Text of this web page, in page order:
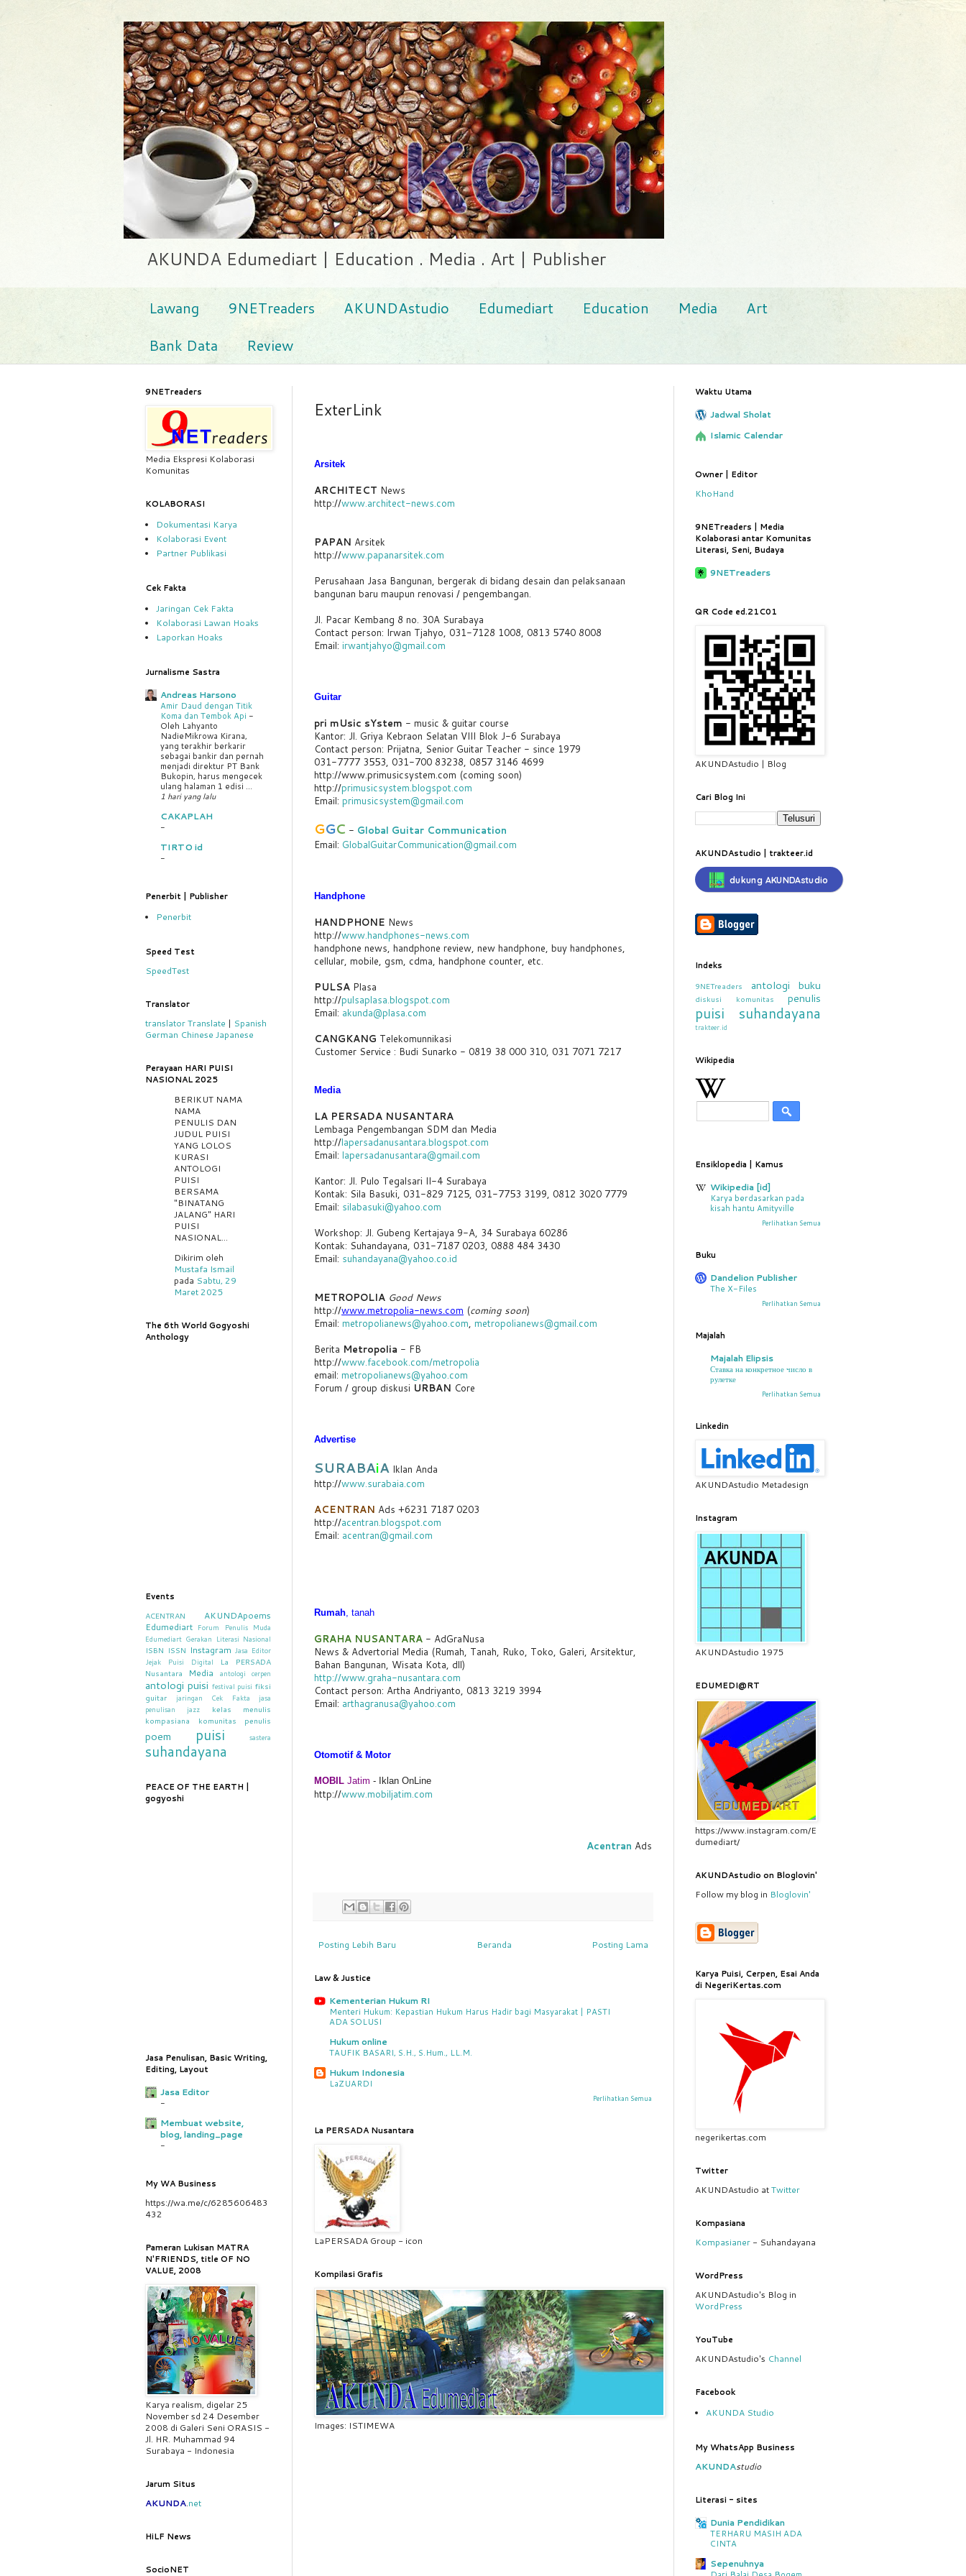
AKUNDA Edumediart | Education . Media . Art | Publisher
Lawang 9NETreaders AKUNDAstudio Edumediart Education Media
Art
Bank Data
Review
ExterLink
Arsitek
ARCHITECT News
http://www.architect-news.com
PAPAN Arsitek
http://www.papanarsitek.com
Perusahaan Jasa Bangunan, bergerak di bidang desain dan pelaksanaan
bangunan baru maupun renovasi / pengembangan.
Jl. Pacar Kembang 8 no. 30A Surabaya
Contact person: Irwan Tjahyo, 031-7128 1008, 0813 5740 8008
Email: irwantjahyo@gmail.com
Guitar
pri mUsic sYstem - music & guitar course
Kantor: Jl. Griya Kebraon Selatan VIII Blok J-6 Surabaya
Contact person: Prijatna, Senior Guitar Teacher - since 1979
031-7777 3553, 031-700 83238, 0857 3146 4699
http://www.primusicsystem.com (coming soon)
http://primusicsystem.blogspot.com
Email: primusicsystem@gmail.com
GGC - Global Guitar Communication
Email: GlobalGuitarCommunication@gmail.com
Handphone
HANDPHONE News
http://www.handphones-news.com
handphone news, handphone review, new handphone, buy handphones,
cellular, mobile, gsm, cdma, handphone counter, etc.
PULSA Plasa
http://pulsaplasa.blogspot.com
Email: akunda@plasa.com
CANGKANG Telekomunnikasi
Customer Service : Budi Sunarko - 0819 38 000 310, 031 7071 7217
Media
LA PERSADA NUSANTARA
Lembaga Pengembangan SDM dan Media
http://lapersadanusantara.blogspot.com
Email: lapersadanusantara@gmail.com
Kantor: Jl. Pulo Tegalsari II-4 Surabaya
Kontak: Sila Basuki, 031-829 7125, 031-7753 3199, 0812 3020 7779
Email: silabasuki@yahoo.com
Workshop: Jl. Gubeng Kertajaya 9-A, 34 Surabaya 60286
Kontak: Suhandayana, 031-7187 0203, 0888 484 3430
Email: suhandayana@yahoo.co.id
METROPOLIA Good News
http://www.metropolia-news.com (coming soon)
Email: metropolianews@yahoo.com, metropolianews@gmail.com
Berita Metropolia - FB
http://www.facebook.com/metropolia
email: metropolianews@yahoo.com
Forum / group diskusi URBAN Core
Advertise
SURABAiA Iklan Anda
http://www.surabaia.com
ACENTRAN Ads +6231 7187 0203
http://acentran.blogspot.com
Email: acentran@gmail.com
Rumah , tanah
GRAHA NUSANTARA - AdGraNusa
News & Advertorial Media (Rumah, Tanah, Ruko, Toko, Galeri, Arsitektur,
Bahan Bangunan, Wisata Kota, dll)
http://www.graha-nusantara.com
Contact person: Artha Andriyanto, 0813 3219 3994
Email: arthagranusa@yahoo.com
Otomotif & Motor
MOBIL Jatim - Iklan OnLine
http://www.mobiljatim.com
Acentran Ads
Posting Lebih Baru Posting Lama
Beranda
Law & Justice
Kementerian Hukum RI
Menteri Hukum: Kepastian Hukum Harus Hadir bagi Masyarakat | PASTI
ADA SOLUSI
Hukum online
TAUFIK BASARI, S.H., S.Hum., LL.M.
Hukum Indonesia
LaZUARDI
Perlihatkan Semua
La PERSADA Nusantara
LaPERSADA Group - icon
Kompilasi Grafis
Images: ISTIMEWA
9NETreaders
Media Ekspresi Kolaborasi
Komunitas
KOLABORASI
Dokumentasi Karya
Kolaborasi Event
Partner Publikasi
Cek Fakta
Jaringan Cek Fakta
Kolaborasi Lawan Hoaks
Laporkan Hoaks
Jurnalisme Sastra
Andreas Harsono
Amir Daud dengan Titik
Koma dan Tembok Api -
Oleh Lahyanto
NadieMikrowa Kirana,
yang terakhir berkarir
sebagai bankir dan pernah
menjadi direktur PT Bank
Bukopin, harus mengecek
ulang halaman 1 edisi ...
1 hari yang lalu
CAKAPLAH
-
TIRTO id
-
Penerbit | Publisher
Penerbit
Speed Test
SpeedTest
Translator
translatorTranslate | Spanish
German Chinese Japanese
Perayaan HARI PUISI
NASIONAL 2025
BERIKUT NAMA
NAMA
PENULIS DAN
JUDUL PUISI
YANG LOLOS
KURASI
ANTOLOGI
PUISI
BERSAMA
"BINATANG
JALANG" HARI
PUISI
NASIONAL...
Dikirim oleh
Mustafa Ismail
pada Sabtu, 29
Maret 2025
The 6th World Gogyoshi
Anthology
Events
ACENTRAN
AKUNDApoems
Edumediart Forum Penulis Muda
Edumediart Gerakan Literasi Nasional
ISBN ISSN Instagram Jasa Editor
Jejak Puisi Digital
La PERSADA
Nusantara
Media antologi cerpen
antologi puisi festival puisi fiksi
guitar
jaringan Cek Fakta
jasa
penulisan
jazz
kelas menulis
kompasiana
komunitas penulis
poem puisi sastera
suhandayana
PEACE OF THE EARTH |
gogyoshi
Jasa Penulisan, Basic Writing,
Editing, Layout
Jasa Editor
-
Membuat website,
blog, landing_page
-
My WA Business
https://wa.me/c/6285606483
432
Pameran Lukisan MATRA
N'FRIENDS, title OF NO
VALUE, 2008
Karya realism, digelar 25
November sd 24 Desember
2008 di Galeri Seni ORASIS -
Jl. HR. Muhammad 94
Surabaya - Indonesia
Jarum Situs
AKUNDA.net
HiLF News
SocioNET
Waktu Utama
Jadwal Sholat
Islamic Calendar
Owner | Editor
KhoHand
9NETreaders | Media
Kolaborasi antar Komunitas
Literasi, Seni, Budaya
9NETreaders
QR Code ed.21C01
AKUNDAstudio | Blog
Cari Blog Ini
AKUNDAstudio | trakteer.id
dukung AKUNDAstudio
Indeks
9NETreaders antologi buku
diskusi komunitas penulis
puisi suhandayana
trakteer.id
Wikipedia
Ensiklopedia | Kamus
Wikipedia [id]
Karya berdasarkan pada
kisah hantu Amityville
Perlihatkan Semua
Buku
Dandelion Publisher
The X-Files
Perlihatkan Semua
Majalah
Majalah Elipsis
Ставка на конкретное число в
рулетке
Perlihatkan Semua
Linkedin
AKUNDAstudio Metadesign
Instagram
AKUNDAstudio 1975
EDUMEDI@RT
https://www.instagram.com/E
dumediart/
AKUNDAstudio on Bloglovin'
Follow my blog in Bloglovin'
Karya Puisi, Cerpen, Esai Anda
di NegeriKertas.com
negerikertas.com
Twitter
AKUNDAstudio atTwitter
Kompasiana
Kompasianer - Suhandayana
WordPress
AKUNDAstudio's Blog in
WordPress
YouTube
AKUNDAstudio's Channel
Facebook
AKUNDA Studio
My WhatsApp Business
AKUNDAstudio
Literasi - sites
Dunia Pendidikan
TERHARU MASIH ADA
CINTA
Sepenuhnya